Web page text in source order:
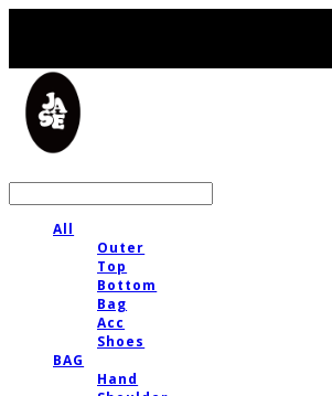
All
Outer
Top
Bottom
Bag
Acc
Shoes
BAG
Hand